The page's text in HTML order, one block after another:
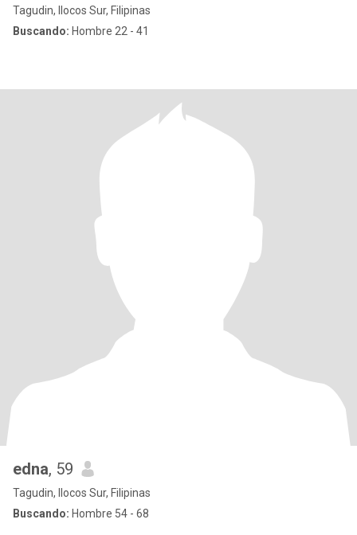
Tagudin, Ilocos Sur, Filipinas
Buscando: Hombre 22 - 41
edna, 59
Tagudin, Ilocos Sur, Filipinas
Buscando: Hombre 54 - 68